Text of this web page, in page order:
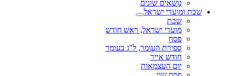
נושאים שונים
שבת ומועדי ישראל
שבת
מועדי ישראל, ראש חודש
פסח
ספירת העומר, ל"ג בעומר
חודש אייר
יום העצמאות